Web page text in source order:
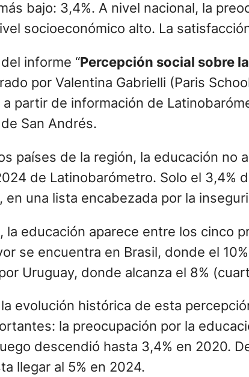
bajo: 3,4%. A nivel nacional, la
socioeconómico alto. La
informe “ Percepción social sobre
por Valentina Gabrielli (Paris
partir de información de
países de la región, la educación
de Latinobarómetro. Solo el 3,4%
una lista encabezada por la
la educación aparece entre los cinco
se encuentra en Brasil, donde el
Uruguay, donde alcanza el 8%
la evolución histórica de esta
la preocupación por la
descendió hasta 3,4% en 2020.